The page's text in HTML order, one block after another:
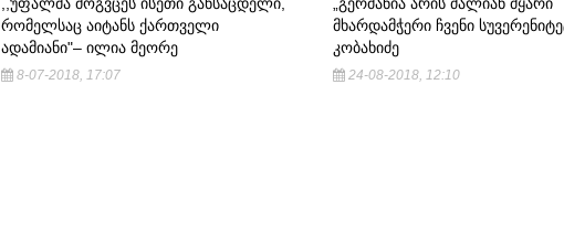
ᲠᲝᲛᲔᲚᲡᲐᲪ ᲐᲘᲢᲐᲜᲡ ᲥᲐᲠᲗᲕᲔᲚᲘ
ᲐᲓᲐᲛᲘᲐᲜᲘ"– ᲘᲚᲘᲐ ᲛᲔᲝᲠᲔ
8-07-2018, 17:07
ᲛᲮᲐᲠᲓᲐᲛᲭᲔᲠᲘ ᲩᲕᲔᲜᲘ
ᲙᲝᲑᲐᲮᲘᲫᲔ
24-08-2018, 12:10